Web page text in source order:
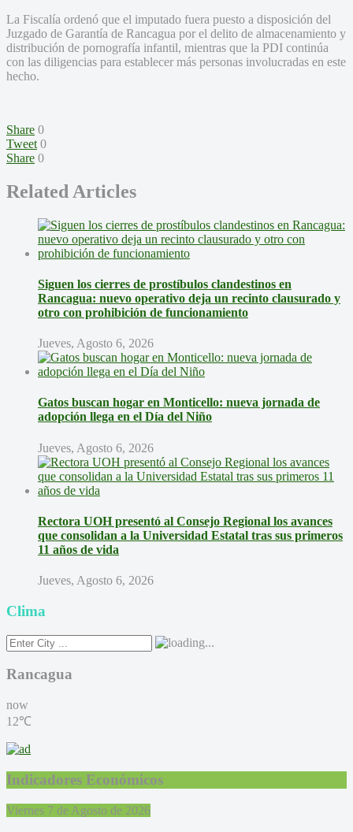
La Fiscalía ordenó que el imputado fuera puesto a disposición del
Juzgado de Garantía de Rancagua por el delito de almacenamiento y
distribución de pornografía infantil, mientras que la PDI continúa
con las diligencias para establecer más personas involucradas en este
hecho.
Share 0
Tweet 0
Share 0
Related Articles
Siguen los cierres de prostíbulos clandestinos en
Rancagua: nuevo operativo deja un recinto clausurado y
otro con prohibición de funcionamiento
Jueves, Agosto 6, 2026
Gatos buscan hogar en Monticello: nueva jornada de
adopción llega en el Día del Niño
Jueves, Agosto 6, 2026
Rectora UOH presentó al Consejo Regional los avances
que consolidan a la Universidad Estatal tras sus primeros
11 años de vida
Jueves, Agosto 6, 2026
Clima
Rancagua
now
12℃
Indicadores Económicos
Viernes 7 de Agosto de 2026